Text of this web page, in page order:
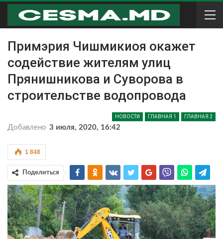
Примэрия Чишмикиоя окажет
содействие жителям улиц
Прянишникова и Суворова в
строительстве водопровода
НОВОСТИ ГЛАВНАЯ 1 ГЛАВНАЯ 2
Добавлено 3 июля, 2020, 16:42
1 848
Поделиться